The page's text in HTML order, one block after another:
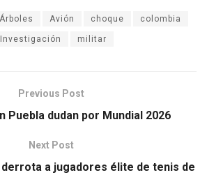
Árboles Avión choque colombia
Investigación militar
Previous Post
Puebla dudan por Mundial 2026
Next Post
a jugadores élite de tenis de